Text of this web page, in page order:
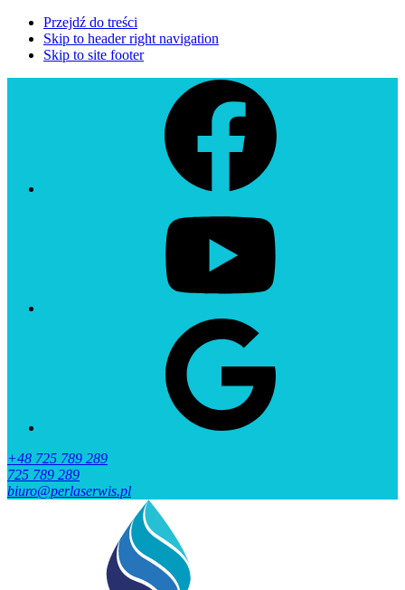
Przejdź do treści
Skip to header right navigation
Skip to site footer
+48 725 789 289
725 789 289
biuro@perlaserwis.pl